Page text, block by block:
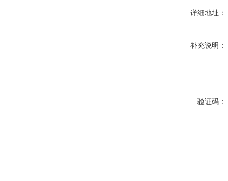
详细地址：
补充说明：
验证码：